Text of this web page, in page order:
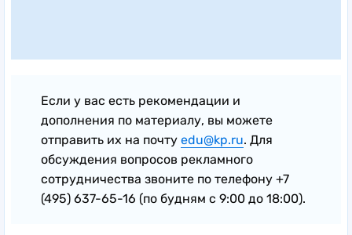
Если у вас есть рекомендации и
дополнения по материалу, вы можете
отправить их на почту edu@kp.ru. Для
обсуждения вопросов рекламного
сотрудничества звоните по телефону +7
(495) 637-65-16 (по будням с 9:00 до 18:00).